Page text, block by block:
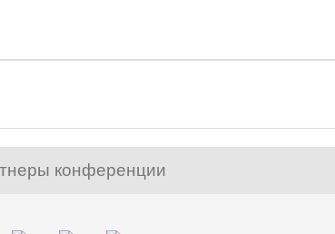
конференции